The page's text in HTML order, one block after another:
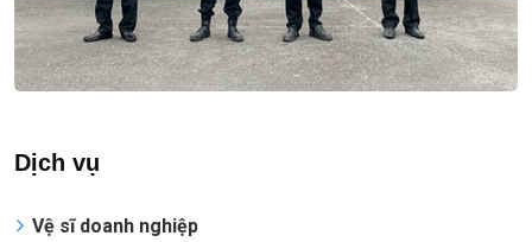
Dịch vụ
Vệ sĩ doanh nghiệp